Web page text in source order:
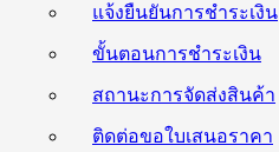
แจ้งยืนยันการชำระเงิน
ขั้นตอนการชำระเงิน
สถานะการจัดส่งสินค้า
ติดต่อขอใบเสนอราคา